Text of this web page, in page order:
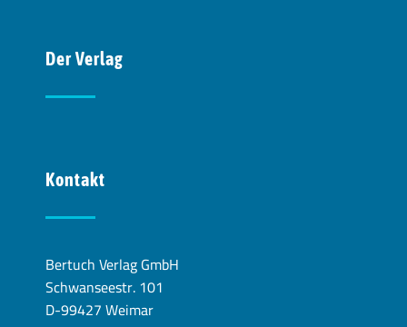
Der Verlag
Kontakt
Bertuch Verlag GmbH
Schwanseestr. 101
D-99427 Weimar